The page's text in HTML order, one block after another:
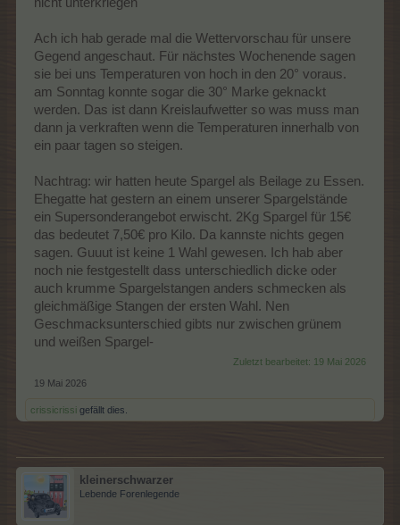
Ach ich hab gerade mal die Wettervorschau für unsere
Gegend angeschaut. Für nächstes Wochenende sagen
sie bei uns Temperaturen von hoch in den 20° voraus.
am Sonntag konnte sogar die 30° Marke geknackt
werden. Das ist dann Kreislaufwetter so was muss man
dann ja verkraften wenn die Temperaturen innerhalb von
ein paar tagen so steigen.
Nachtrag: wir hatten heute Spargel als Beilage zu Essen.
Ehegatte hat gestern an einem unserer Spargelstände
ein Supersonderangebot erwischt. 2Kg Spargel für 15€
das bedeutet 7,50€ pro Kilo. Da kannste nichts gegen
sagen. Guuut ist keine 1 Wahl gewesen. Ich hab aber
noch nie festgestellt dass unterschiedlich dicke oder
auch krumme Spargelstangen anders schmecken als
gleichmäßige Stangen der ersten Wahl. Nen
Geschmacksunterschied gibts nur zwischen grünem
und weißen Spargel-
Zuletzt bearbeitet: 19 Mai 2026
19 Mai 2026
crissicrissi gefällt dies.
kleinerschwarzer
Lebende Forenlegende